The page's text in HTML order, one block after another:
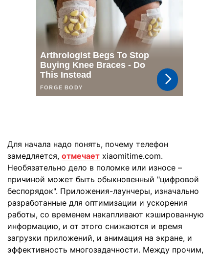
Для начала надо понять, почему телефон
замедляется, отмечает xiaomitime.com.
Необязательно дело в поломке или износе –
причиной может быть обыкновенный "цифровой
беспорядок". Приложения-лаунчеры, изначально
разработанные для оптимизации и ускорения
работы, со временем накапливают кэшированную
информацию, и от этого снижаются и время
загрузки приложений, и анимация на экране, и
эффективность многозадачности. Между прочим,